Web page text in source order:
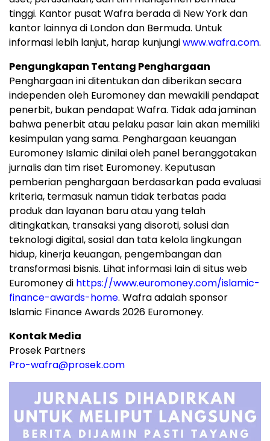
tinggi. Kantor pusat Wafra berada di New York dan
kantor lainnya di London dan Bermuda. Untuk
informasi lebih lanjut, harap kunjungiwww.wafra.com.
Pengungkapan Tentang Penghargaan
Penghargaan ini ditentukan dan diberikan secara
independen oleh Euromoney dan mewakili pendapat
penerbit, bukan pendapat Wafra. Tidak ada jaminan
bahwa penerbit atau pelaku pasar lain akan memiliki
kesimpulan yang sama. Penghargaan keuangan
Euromoney Islamic dinilai oleh panel beranggotakan
jurnalis dan tim riset Euromoney. Keputusan
pemberian penghargaan berdasarkan pada evaluasi
kriteria, termasuk namun tidak terbatas pada
produk dan layanan baru atau yang telah
ditingkatkan, transaksi yang disoroti, solusi dan
teknologi digital, sosial dan tata kelola lingkungan
hidup, kinerja keuangan, pengembangan dan
transformasi bisnis. Lihat informasi lain di situs web
Euromoney di https://www.euromoney.com/islamic-
finance-awards-home. Wafra adalah sponsor
Islamic Finance Awards 2026 Euromoney.
Kontak Media
Prosek Partners
Pro-wafra@prosek.com